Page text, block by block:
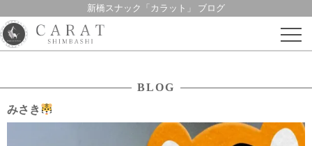
新橋スナック「カラット」 ブログ
Skip
BLOG
みさき